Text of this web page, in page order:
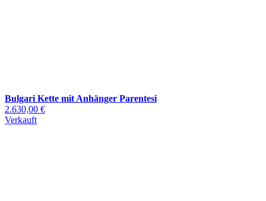
Bulgari Kette mit Anhänger Parentesi
2.630,00 €
Verkauft